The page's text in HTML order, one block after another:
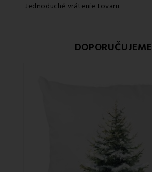
Jednoduché vrátenie tovaru
DOPORUČUJEME